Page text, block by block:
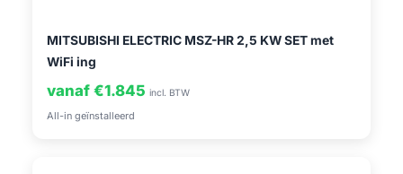
MITSUBISHI ELECTRIC MSZ-HR 2,5 KW SET met
WiFi ing
vanaf €1.845 incl. BTW
All-in geïnstalleerd